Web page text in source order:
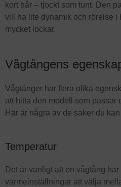
kort hår – tjockt som tunt. Den
vill ha lite dynamik och rörelse i
mycket lockar.
Vågtångens
Vågtänger har flera olika
att hitta den modell som passar
Här är några av de saker du
Temperatur
Det är vanligt att en vågtång
värmeinställningar att välja